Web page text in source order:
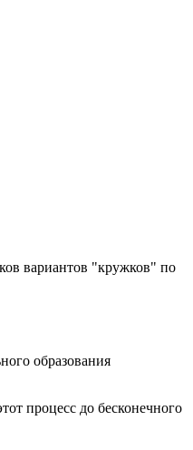
вариантов "кружков" по
образования
процесс до бесконечного